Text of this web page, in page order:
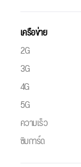
เครือข่าย
2G
3G
4G
5G
ความเร็ว
ซิมการ์ด